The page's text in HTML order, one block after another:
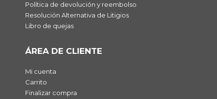
Política de devolución y reembolso
Resolución Alternativa de Litigios
Libro de quejas
ÁREA DE CLIENTE
Mi cuenta
Carrito
Finalizar compra